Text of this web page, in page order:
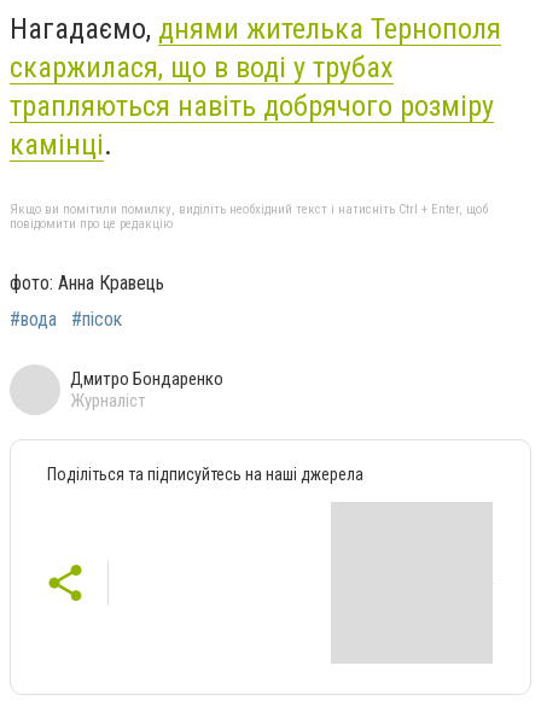
Нагадаємо, днями жителька Тернополя
скаржилася, що в воді у трубах
трапляються навіть добрячого розміру
камінці.
Якщо ви помітили помилку, виділіть необхідний текст і натисніть Ctrl + Enter, щоб
повідомити про це редакцію
фото: Анна Кравець
#вода
#пісок
Дмитро Бондаренко
Журналіст
Поділіться та підписуйтесь на наші джерела